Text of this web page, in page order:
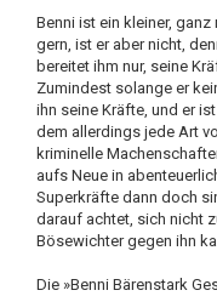
Benni ist ein kleiner,
gern, ist er aber nicht,
bereitet ihm nur, seine
Zumindest solange er
ihn seine Kräfte, und er
dem allerdings jede Art
kriminelle
aufs Neue in
Superkräfte dann doch
darauf achtet, sich nicht
Bösewichter gegen ihn
Die »Benni Bärenstark